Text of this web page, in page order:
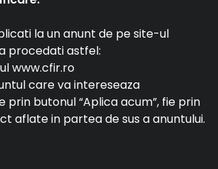
la un anunt de pe site-ul
procedati astfel:
www.cfir.ro
care va intereseaza
prin butonul “Aplica acum”, fie prin
aflate in partea de sus a anuntului.